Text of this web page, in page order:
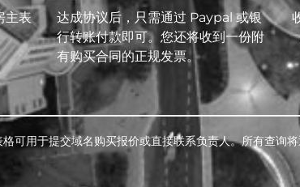
主表
达成协议后，只需通过 Paypal 或银
行转账付款即可。您还将收到一份附
有购买合同的正规发票。
可用于提交域名购买报价或直接联系负责人。所有查询